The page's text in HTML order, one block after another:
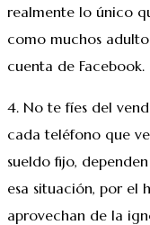
realmente lo único
como muchos
cuenta de Facebook.
4. No te fíes del
cada teléfono que
sueldo fijo,
esa situación, por el
aprovechan de la